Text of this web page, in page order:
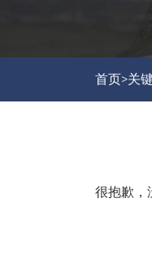
首页>关
很抱歉，